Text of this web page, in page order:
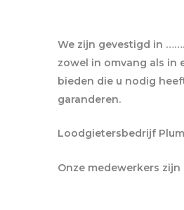
We zijn gevestigd in
zowel in omvang als in
bieden die u nodig
garanderen.
Loodgietersbedrijf
Onze medewerkers